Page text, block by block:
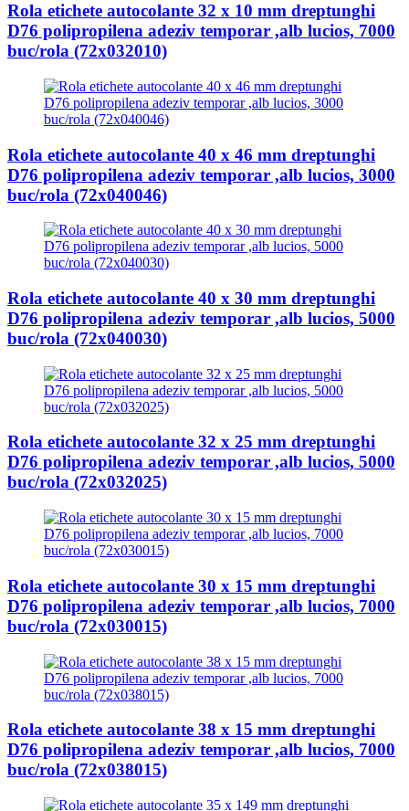
Rola etichete autocolante 32 x 10 mm dreptunghi
D76 polipropilena adeziv temporar ,alb lucios, 7000
buc/rola (72x032010)
Rola etichete autocolante 40 x 46 mm dreptunghi
D76 polipropilena adeziv temporar ,alb lucios, 3000
buc/rola (72x040046)
Rola etichete autocolante 40 x 30 mm dreptunghi
D76 polipropilena adeziv temporar ,alb lucios, 5000
buc/rola (72x040030)
Rola etichete autocolante 32 x 25 mm dreptunghi
D76 polipropilena adeziv temporar ,alb lucios, 5000
buc/rola (72x032025)
Rola etichete autocolante 30 x 15 mm dreptunghi
D76 polipropilena adeziv temporar ,alb lucios, 7000
buc/rola (72x030015)
Rola etichete autocolante 38 x 15 mm dreptunghi
D76 polipropilena adeziv temporar ,alb lucios, 7000
buc/rola (72x038015)